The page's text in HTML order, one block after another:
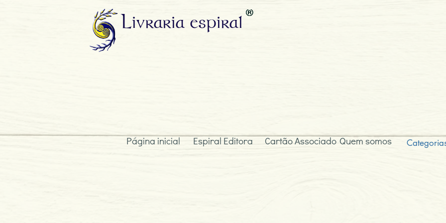
Livraria espiral
Página inicial Espiral Editora Cartão Associado Quem somos